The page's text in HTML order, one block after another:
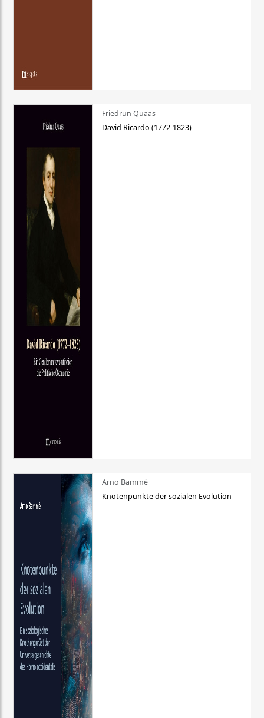
Friedrun Quaas
David Ricardo (1772-1823)
Arno Bammé
Knotenpunkte der sozialen Evolution